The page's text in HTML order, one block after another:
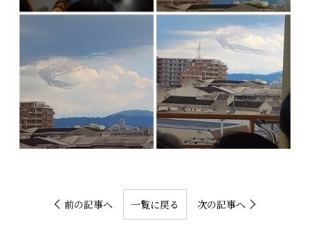
前の記事へ 一覧に戻る 次の記事へ